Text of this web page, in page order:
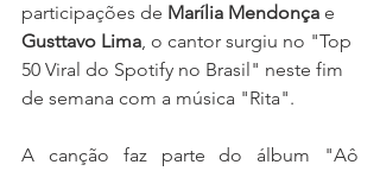
participações de Marília Mendonça e
Gusttavo Lima, o cantor surgiu no "Top
50 Viral do Spotify no Brasil" neste fim
de semana com a música "Rita".
A canção faz parte do álbum "Aô